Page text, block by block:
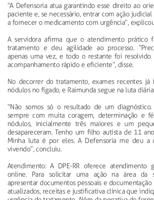
“A Defensoria atua garantindo esse direito ao
paciente e, se necessário, entrar com ação
a fornecer o medicamento com urgência”,
A servidora afirma que o atendimento prático
tratamento e deu agilidade ao processo.
apenas uma vez, e todo o restante foi resolvido
acompanhamento rápido e eficiente”, disse.
No decorrer do tratamento, exames recentes já
nódulos no fígado, e Raimunda segue na luta
“Não somos só o resultado de um
sempre com muita coragem, determinação e
nódulos, inicialmente três maiores e um
desapareceram. Tenho um filho autista de 11
Minha luta é por eles. A Defensoria me deu a
vivendo”, concluiu.
Atendimento: A DPE-RR oferece atendimento
online. Para solicitar uma ação na área da
apresentar documentos pessoais e
atualizados, receitas e justificativa clínica que